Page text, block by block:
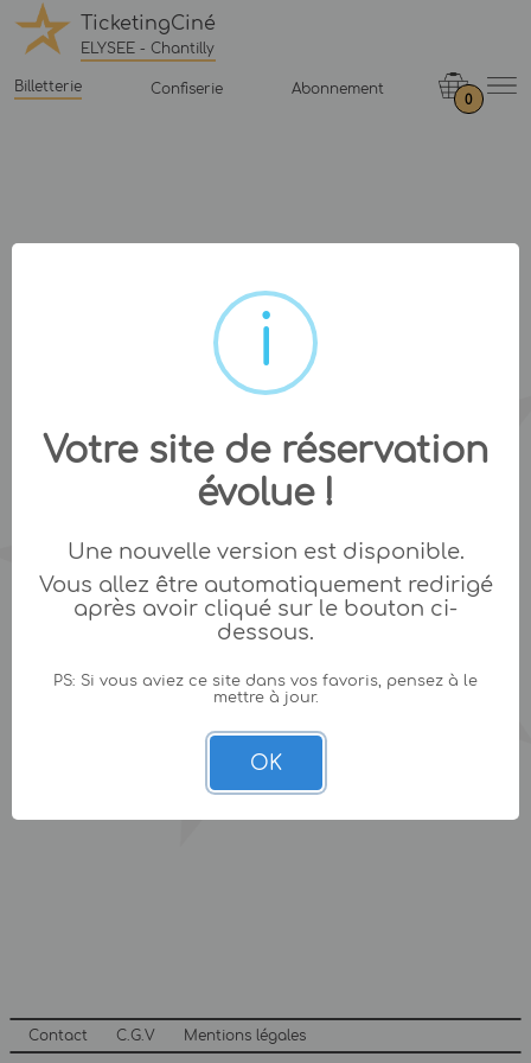
TicketingCiné
ELYSEE - Chantilly
Billetterie Confiserie Abonnement
0
Contact C.G.V Mentions légales
Votre site de réservation
évolue !
Une nouvelle version est disponible.
Vous allez être automatiquement redirigé
après avoir cliqué sur le bouton ci-
dessous.
PS: Si vous aviez ce site dans vos favoris, pensez à le
mettre à jour.
OK